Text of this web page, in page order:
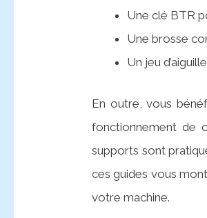
Une clé BTR
Une brosse
Un jeu
En outre, vous
fonctionnement de
supports sont
ces guides vous
votre machine.